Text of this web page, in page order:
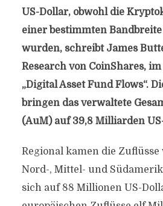
US-Dollar, obwohl die
einer bestimmten
wurden, schreibt James
Research von CoinShares,
„Digital Asset Fund Flows“.
bringen das verwaltete
(AuM) auf 39,8 Milliarden
Regional kamen die Zuflüsse
Nord-, Mittel- und
sich auf 88 Millionen US-